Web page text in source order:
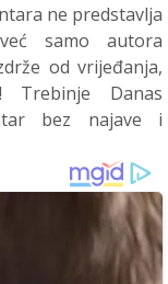
ne predstavlja
samo autora
od vrijeđanja,
Trebinje Danas
bez najave i